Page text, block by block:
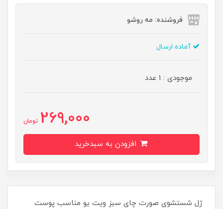
فروشنده: مه رو‌شو
آماده ارسال
موجودی : 1 عدد
269,000 تومان
ژل شستشوی صورت چای سبز ویت یو مناسب پوست